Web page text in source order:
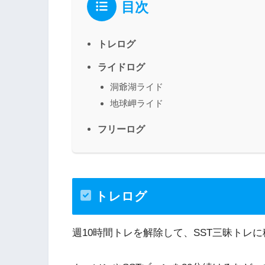
目次
トレログ
ライドログ
洞爺湖ライド
地球岬ライド
フリーログ
トレログ
週10時間トレを解除して、SST三昧トレ